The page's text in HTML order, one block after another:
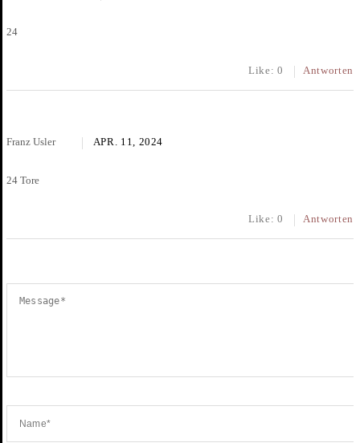
24
Like: 0 Antworten
Franz Usler APR. 11, 2024
24 Tore
Like: 0 Antworten